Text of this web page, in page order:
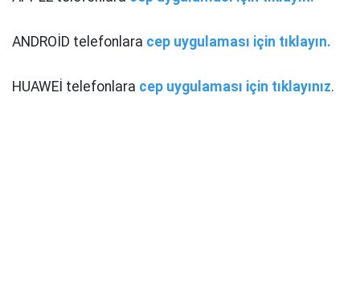
ANDROİD telefonlara cep uygulaması için tıklayın.
HUAWEİ telefonlara cep uygulaması için tıklayınız.